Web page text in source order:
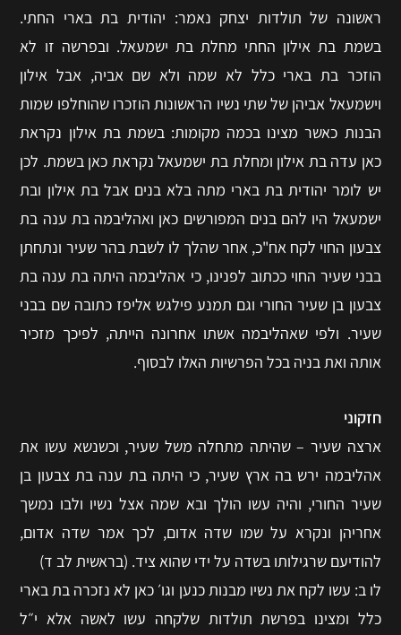
ראשונה של תולדות יצחק נאמר: יהודית בת בארי החתי.
בשמת בת אילון החתי מחלת בת ישמעאל. ובפרשה זו לא
הוזכר בת בארי כלל לא שמה ולא שם אביה, אבל אילון
וישמעאל אביהן של שתי נשיו הראשונות הוזכרו שהוחלפו שמות
הבנות כאשר מצינו בכמה מקומות: בשמת בת אילון נקראת
כאן עדה בת אילון ומחלת בת ישמעאל נקראת כאן בשמת. לכן
יש לומר יהודית בת בארי מתה בלא בנים אבל בת אילון ובת
ישמעאל היו להם בנים המפורשים כאן ואהליבמה בת ענה בת
צבעון החוי לקח אח"כ, אחר שהלך לו לשבת בהר שעיר ונתחתן
בבני שעיר החוי ככתוב לפנינו, כי אהליבמה היתה בת ענה בת
צבעון בן שעיר החורי וגם תמנע פילגש אליפז כתובה שם בבני
שעיר. ולפי שאהליבמה אשתו אחרונה הייתה, לפיכך מזכיר
אותה ואת בניה בכל הפרשיות האלו לבסוף.
חזקוני
ארצה שעיר – שהיתה מתחלה משל שעיר, וכשנשא עשו את
אהליבמה ירש בה ארץ שעיר, כי היתה בת ענה בת צבעון בן
שעיר החורי, והיה עשו הולך ובא שמה אצל נשיו ולבו נמשך
אחריהן ונקרא על שמו שדה אדום, לכך אמר שדה אדום,
להודיעם שרגילותו בשדה על ידי שהוא ציד. (בראשית לב ד)
לו ב: עשו לקח את נשיו מבנות כנען וגו׳‎ כאן לא נזכרה בת בארי
כלל ומצינו בפרשת תולדות שלקחה עשו לאשה אלא י״‎ל